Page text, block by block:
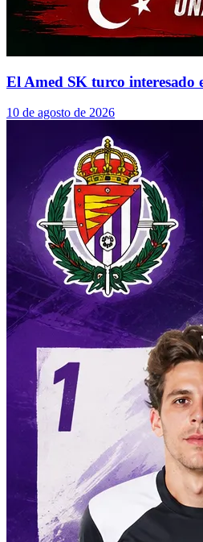
El Amed SK turco interesado
10 de agosto de 2026